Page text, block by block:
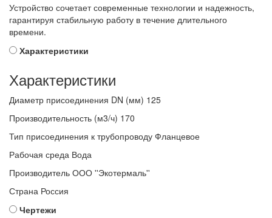
Устройство сочетает современные технологии и надежность,
гарантируя стабильную работу в течение длительного
времени.
Характеристики
Характеристики
Диаметр присоединения DN (мм) 125
Производительность (м3/ч) 170
Тип присоединения к трубопроводу Фланцевое
Рабочая среда Вода
Производитель ООО ''Экотермаль''
Страна Россия
Чертежи